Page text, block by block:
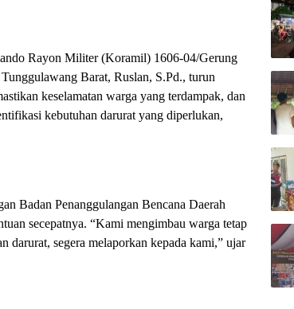
Rayon Militer (Koramil) 1606-04/Gerung
Barat, Ruslan, S.Pd., turun
keselamatan warga yang terdampak, dan
kebutuhan darurat yang diperlukan,
Badan Penanggulangan Bencana Daerah
secepatnya. “Kami mengimbau warga tetap
darurat, segera melaporkan kepada kami,” ujar